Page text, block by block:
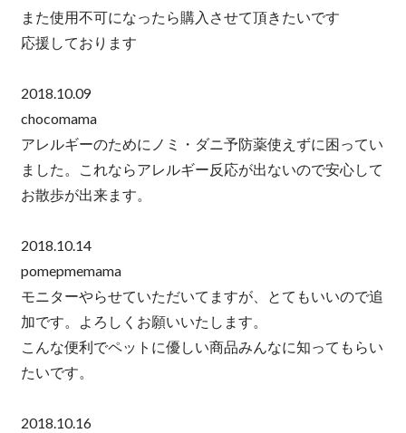
また使用不可になったら購入させて頂きたいです
応援しております
2018.10.09
chocomama
アレルギーのためにノミ・ダニ予防薬使えずに困ってい
ました。これならアレルギー反応が出ないので安心して
お散歩が出来ます。
2018.10.14
pomepmemama
モニターやらせていただいてますが、とてもいいので追
加です。よろしくお願いいたします。
こんな便利でペットに優しい商品みんなに知ってもらい
たいです。
2018.10.16